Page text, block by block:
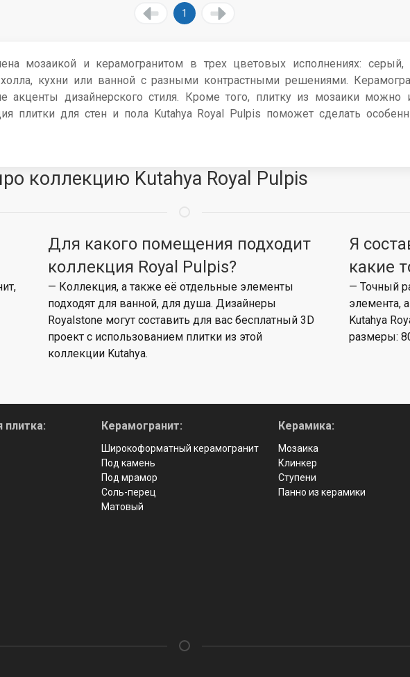
1
мозаикой и керамогранитом в трех цветовых исполнениях:
кухни или ванной с разными контрастными решениями.
акценты дизайнерского стиля. Кроме того, плитку из мозаики можно
плитки для стен и пола Kutahya Royal Pulpis поможет сделать
коллекцию Kutahya Royal Pulpis
Для какого помещения подходит
коллекция Royal Pulpis?
— Коллекция, а также её отдельные элементы
подходят для ванной, для душа. Дизайнеры
Royalstone могут составить для вас бесплатный 3D
проект с использованием плитки из этой
коллекции Kutahya.
Я
какие
— Точный
элемента,
Kutahya
размеры:
плитка: Керамогранит:
Широкоформатный керамогранит
Под камень
Под мрамор
Соль-перец
Матовый
Керамика:
Мозаика
Клинкер
Ступени
Панно из керамики